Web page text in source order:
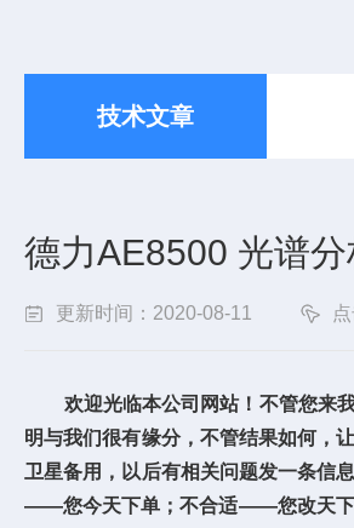
技术文章
德力AE8500 光谱分
更新时间：2020-08-11
欢迎光临本公司网站！不管您来我
明与我们很有缘分，不管结果如何，
卫星备用，以后有相关问题发一条信
——您今天下单；不合适——您改天下